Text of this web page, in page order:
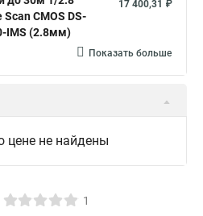
CMOS DS-
IMS (2.8мм)
17 400,31 ₽
Показать больше
цене не найдены
1